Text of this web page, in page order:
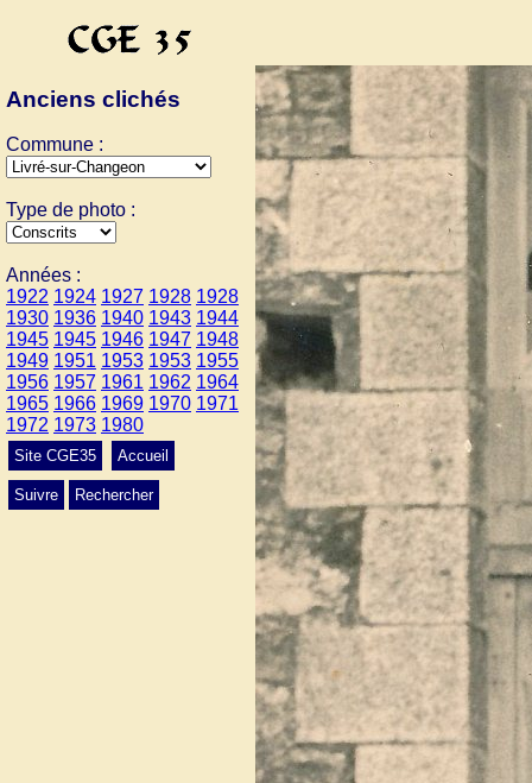
Anciens clichés
Commune :
Type de photo :
Années :
1922 1924 1927 1928 1928
1930 1936 1940 1943 1944
1945 1945 1946 1947 1948
1949 1951 1953 1953 1955
1956 1957 1961 1962 1964
1965 1966 1969 1970 1971
1972 1973 1980
Site CGE35 Accueil
Suivre Rechercher